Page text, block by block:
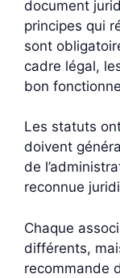
document
principes qui
sont
cadre légal,
bon
Les statuts
doivent
de
reconnue
Chaque
différents,
recommande